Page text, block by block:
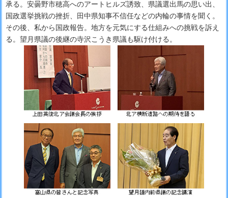
承る。安曇野市穂高へのアートヒルズ誘致、県議選出馬の思い出、
国政選挙挑戦の挫折、田中県知事不信任などの内輪の事情を聞く。
その後、私から国政報告。地方を元気にする仕組みへの挑戦を訴え
る。望月県議の後継の寺沢こうき県議も駆け付ける。